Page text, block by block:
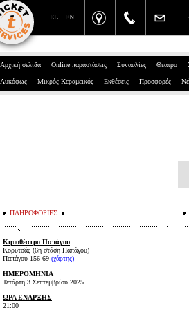
EN
EL
Αρχική σελίδα Online παραστάσεις Συναυλίες Θέατρο
Λυκόφως Μικρός Κεραμεικός Εκθέσεις Προσφορές
ΠΛΗΡΟΦΟΡΙΕΣ
Κηποθέατρο Παπάγου
Κορυτσάς (6η στάση Παπάγου)
Παπάγου 156 69 (χάρτης)
ΗΜΕΡΟΜΗΝΙΑ
Τετάρτη 3 Σεπτεμβρίου 2025
ΩΡΑ ΕΝΑΡΞΗΣ
21:00